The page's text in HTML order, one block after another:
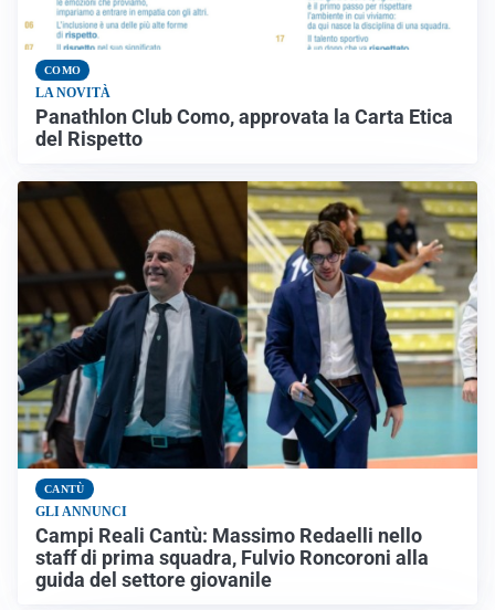
COMO
LA NOVITÀ
Panathlon Club Como, approvata la Carta Etica
del Rispetto
CANTÙ
GLI ANNUNCI
Campi Reali Cantù: Massimo Redaelli nello
staff di prima squadra, Fulvio Roncoroni alla
guida del settore giovanile